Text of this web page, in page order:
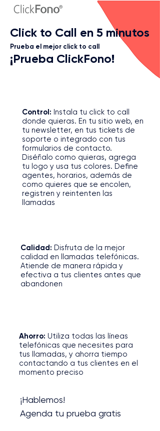
Click to Call en 5 minutos
Prueba el mejor click to call
¡Prueba ClickFono!
Control: Instala tu click to call
donde quieras. En tu sitio web, en
tu newsletter, en tus tickets de
soporte o integrado con tus
formularios de contacto.
Diséñalo como quieras, agrega
tu logo y usa tus colores. Define
agentes, horarios, además de
como quieres que se encolen,
registren y reintenten las
llamadas
Calidad: Disfruta de la mejor
calidad en llamadas telefónicas.
Atiende de manera rápida y
efectiva a tus clientes antes que
abandonen
Ahorro: Utiliza todas las líneas
telefónicas que necesites para
tus llamadas, y ahorra tiempo
contactando a tus clientes en el
momento preciso
¡Hablemos!
Agenda tu prueba gratis